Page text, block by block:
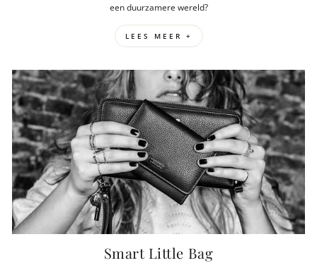
een duurzamere wereld?
LEES MEER +
Smart Little Bag